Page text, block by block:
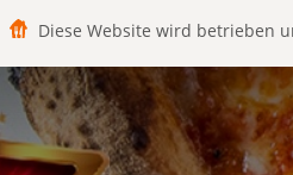
Diese Website wird betrieben